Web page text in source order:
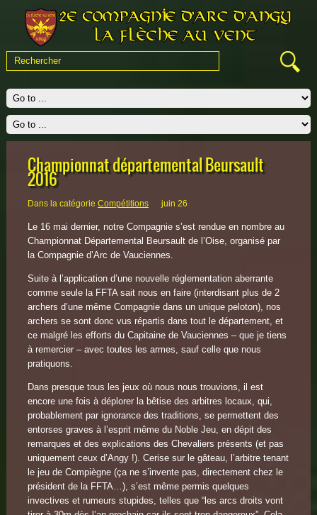
Championnat départemental Beursault
2016
Dans la catégorie Compétitions juin 26
Le 16 mai dernier, notre Compagnie s’est rendue en nombre au
Championnat Départemental Beursault de l’Oise, organisé par
la Compagnie d’Arc de Vauciennes.
Suite à l’application d’une nouvelle réglementation aberrante
comme seule la FFTA sait nous en faire (interdisant plus de 2
archers d’une même Compagnie dans un unique peloton), nos
archers se sont donc vus répartis dans tout le département, et
ce malgré les efforts du Capitaine de Vauciennes – que je tiens
à remercier – avec toutes les armes, sauf celle que nous
pratiquons.
Dans presque tous les jeux où nous nous trouvions, il est
encore une fois à déplorer la bêtise des arbitres locaux, qui,
probablement par ignorance des traditions, se permettent des
entorses graves à l’esprit même du Noble Jeu, en dépit des
remarques et des explications des Chevaliers présents (et pas
uniquement ceux d’Angy !). Cerise sur le gâteau, l’arbitre tenant
le jeu de Compiègne (ça ne s’invente pas, directement chez le
président de la FFTA…), s’est même permis quelques
invectives et rumeurs stupides, telles que “les arcs droits vont